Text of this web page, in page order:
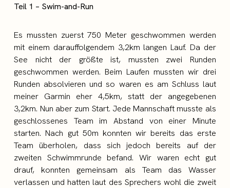
Teil 1 – Swim-and-Run
Es mussten zuerst 750 Meter geschwommen werden
mit einem darauffolgendem 3,2km langen Lauf. Da der
See nicht der größte ist, mussten zwei Runden
geschwommen werden. Beim Laufen mussten wir drei
Runden absolvieren und so waren es am Schluss laut
meiner Garmin eher 4,5km, statt der angegebenen
3,2km. Nun aber zum Start. Jede Mannschaft musste als
geschlossenes Team im Abstand von einer Minute
starten. Nach gut 50m konnten wir bereits das erste
Team überholen, dass sich jedoch bereits auf der
zweiten Schwimmrunde befand. Wir waren echt gut
drauf, konnten gemeinsam als Team das Wasser
verlassen und hatten laut des Sprechers wohl die zweit